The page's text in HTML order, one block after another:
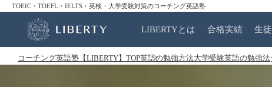
TOEIC・TOEFL・IELTS・英検・大学受験対策のコーチング英語塾
LIBERTYとは 合格実績 生
コーチング英語塾【LIBERTY】TOP英語の勉強方法大学受験英語の勉強法